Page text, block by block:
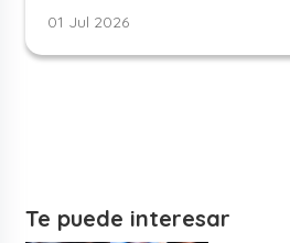
01 Jul 2026
Te puede interesar